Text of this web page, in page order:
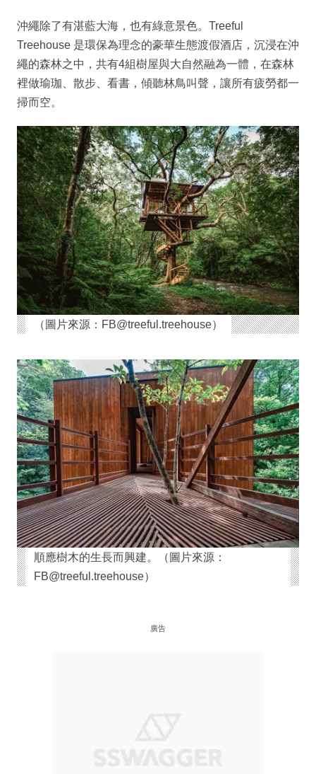
沖繩除了有湛藍大海，也有綠意景色。Treeful
Treehouse 是環保為理念的豪華生態渡假酒店，沉浸在沖
繩的森林之中，共有4組樹屋與大自然融為一體，在森林
裡做瑜珈、散步、看書，傾聽林鳥叫聲，讓所有疲勞都一
掃而空。
（圖片來源：FB@treeful.treehouse）
順應樹木的生長而興建。（圖片來源：
FB@treeful.treehouse）
廣告